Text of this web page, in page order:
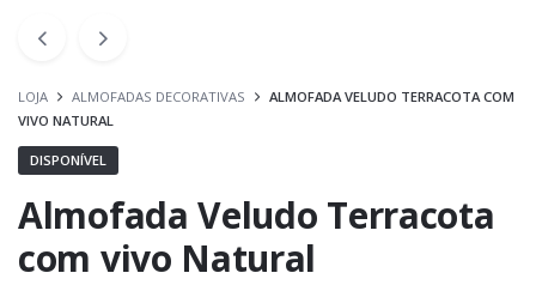
LOJA ALMOFADAS DECORATIVAS
ALMOFADA VELUDO TERRACOTA COM
VIVO NATURAL
DISPONÍVEL
Almofada Veludo Terracota
com vivo Natural